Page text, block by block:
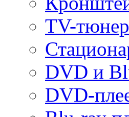
TV-
DVD и
DVD-